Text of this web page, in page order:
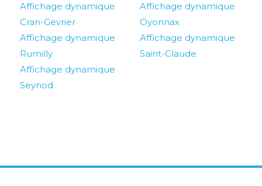
Affichage dynamique
Cran-Gevrier
Affichage dynamique
Oyonnax
Affichage dynamique
Rumilly
Affichage dynamique
Saint-Claude
Affichage dynamique
Seynod